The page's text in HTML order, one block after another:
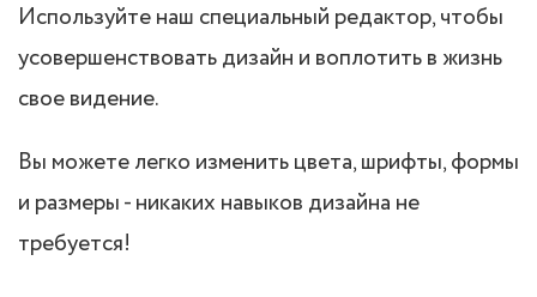
Используйте наш специальный редактор, чтобы
усовершенствовать дизайн и воплотить в жизнь
свое видение.
Вы можете легко изменить цвета, шрифты, формы
и размеры - никаких навыков дизайна не
требуется!